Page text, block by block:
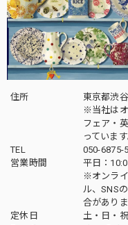
住所
東京都渋
※当社は
フェア・
っています
TEL
050-6875-
営業時間
平日：
※オンラ
ル、SNS
合がありま
定休日
土・日・